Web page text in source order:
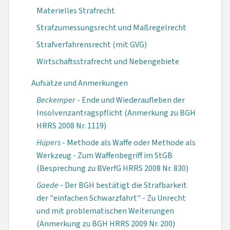
Materielles Strafrecht
Strafzumessungsrecht und Maßregelrecht
Strafverfahrensrecht (mit GVG)
Wirtschaftsstrafrecht und Nebengebiete
Aufsätze und Anmerkungen
Beckemper- Ende und Wiederaufleben der
Insolvenzantragspflicht (Anmerkung zu BGH
HRRS 2008 Nr. 1119)
Hüpers- Methode als Waffe oder Methode als
Werkzeug - Zum Waffenbegriff im StGB
(Besprechung zu BVerfG HRRS 2008 Nr. 830)
Gaede- Der BGH bestätigt die Strafbarkeit
der "einfachen Schwarzfahrt" - Zu Unrecht
und mit problematischen Weiterungen
(Anmerkung zu BGH HRRS 2009 Nr. 200)